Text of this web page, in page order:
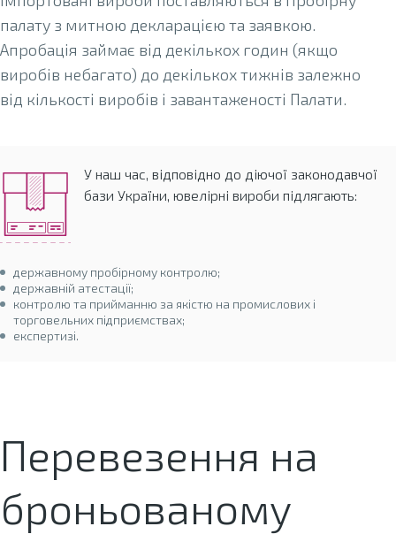
палату з митною декларацією та заявкою.
Апробація займає від декількох годин (якщо
виробів небагато) до декількох тижнів залежно
від кількості виробів і завантаженості Палати.
У наш час, відповідно до діючої законодавчої
бази України, ювелірні вироби підлягають:
державному пробірному контролю;
державній атестації;
контролю та прийманню за якістю на промислових і
торговельних підприємствах;
експертизі.
Перевезення на
броньованому